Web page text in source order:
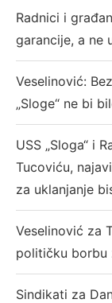
Radnici i
garancije, a ne
Veselinović:
„Sloge“ ne bi
USS „Sloga“ i
Tucoviću,
za uklanjanje
Veselinović za
političku borbu
Sindikati za